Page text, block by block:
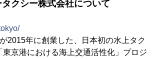
クシー株式会社について
2015年に創業した、日本初の水上タク
東京港における海上交通活性化」プロジ